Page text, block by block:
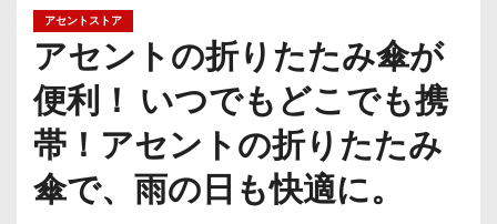
アセントストア
アセントの折りたたみ傘が
便利！ いつでもどこでも携
帯！アセントの折りたたみ
傘で、雨の日も快適に。